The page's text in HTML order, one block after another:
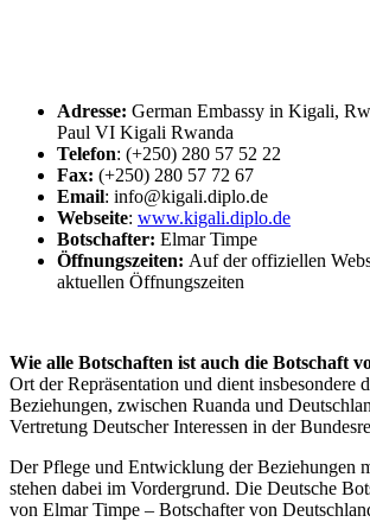
Adresse: German Embassy in Kigali,
Paul VI Kigali Rwanda
Telefon: (+250) 280 57 52 22
Fax: (+250) 280 57 72 67
Email: info@kigali.diplo.de
Webseite: www.kigali.diplo.de
Botschafter: Elmar Timpe
Öffnungszeiten: Auf der offiziellen
aktuellen Öffnungszeiten
Wie alle Botschaften ist auch die Botschaft
Ort der Repräsentation und dient insbesondere
Beziehungen, zwischen Ruanda und
Vertretung Deutscher Interessen in der
Der Pflege und Entwicklung der Beziehungen
stehen dabei im Vordergrund. Die Deutsche
von Elmar Timpe – Botschafter von